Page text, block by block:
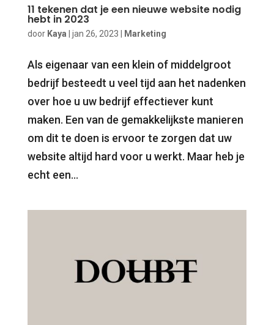
11 tekenen dat je een nieuwe website nodig
hebt in 2023
door Kaya jan 26, 2023 Marketing
Als eigenaar van een klein of middelgroot
bedrijf besteedt u veel tijd aan het nadenken
over hoe u uw bedrijf effectiever kunt
maken. Een van de gemakkelijkste manieren
om dit te doen is ervoor te zorgen dat uw
website altijd hard voor u werkt. Maar heb je
echt een...